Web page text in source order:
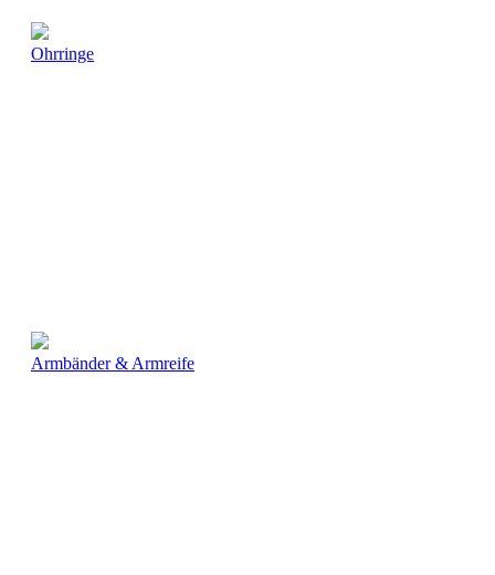
Ohrringe
Armbänder & Armreife